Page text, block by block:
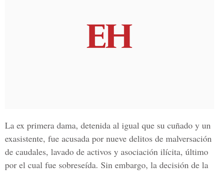
La ex primera dama, detenida al igual que su cuñado y un
exasistente, fue acusada por nueve delitos de malversación
de caudales, lavado de activos y asociación ilícita, último
por el cual fue sobreseída. Sin embargo, la decisión de la